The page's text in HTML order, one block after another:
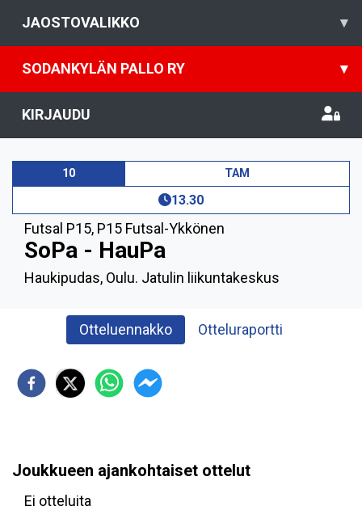
JAOSTOVALIKKO ▾
SODANKYLÄN PALLO RY ▾
KIRJAUDU
10 TAM
13.30
Futsal P15, P15 Futsal-Ykkönen
SoPa - HauPa
Haukipudas, Oulu. Jatulin liikuntakeskus
Otteluennakko Otteluraportti
Joukkueen ajankohtaiset ottelut
Ei otteluita